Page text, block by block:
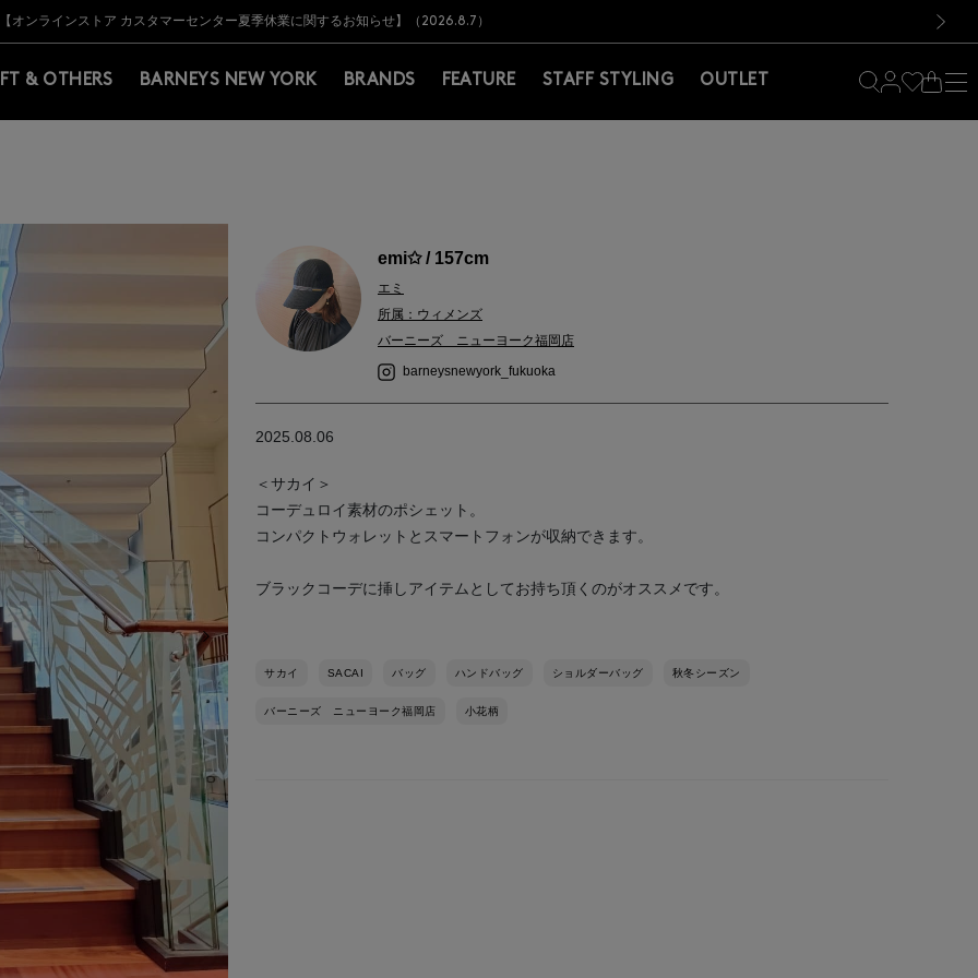
BARNEYS＞会員のお客様は11,000円（税込）以上のお買上げで常時送料無料！お買い物の際は会員登録を！
【夏季休業に伴う出荷一時停止のお知らせ】(2026.8.7)
【オンラインストア カスタマーセンター夏季休業に関するお知らせ】（2026.8.7）
【夏季休業に伴う返品・交換承り一時停止のお知らせ】（2026.8.5）
熊本県を中心とした地震の影響によるお荷物のお届けについて
【開催中】SUMMER SALEのご案内・ご注意事項
BARNEYS＞会員のお客様は11,000円（税込）以上のお買上げで常時送料無料！お買い物の際は会員登録を！
【夏季休業に伴う出荷一時停止のお知らせ】(2026.8.7)
& OTHERS BARNEYS NEW YORK BRANDS FEATURE STAFF STYLING OUTLET
次の画像
emi✩ / 157cm
エミ
所属：ウィメンズ
バーニーズ ニューヨーク福岡店
barneysnewyork_fukuoka
2025.08.06
＜サカイ＞
コーデュロイ素材のポシェット。
コンパクトウォレットとスマートフォンが収納できます。
ブラックコーデに挿しアイテムとしてお持ち頂くのがオススメです。
サカイ SACAI バッグ ハンドバッグ ショルダーバッグ 秋冬シーズン
バーニーズ ニューヨーク福岡店 小花柄